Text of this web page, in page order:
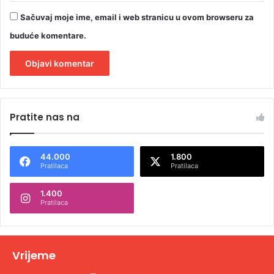
Sačuvaj moje ime, email i web stranicu u ovom browseru za
buduće komentare.
t
n
t
v
Pratite nas na
44.000
Pratilaca
1.800
Pratilaca
1.400
Pratilaca
Vrijeme